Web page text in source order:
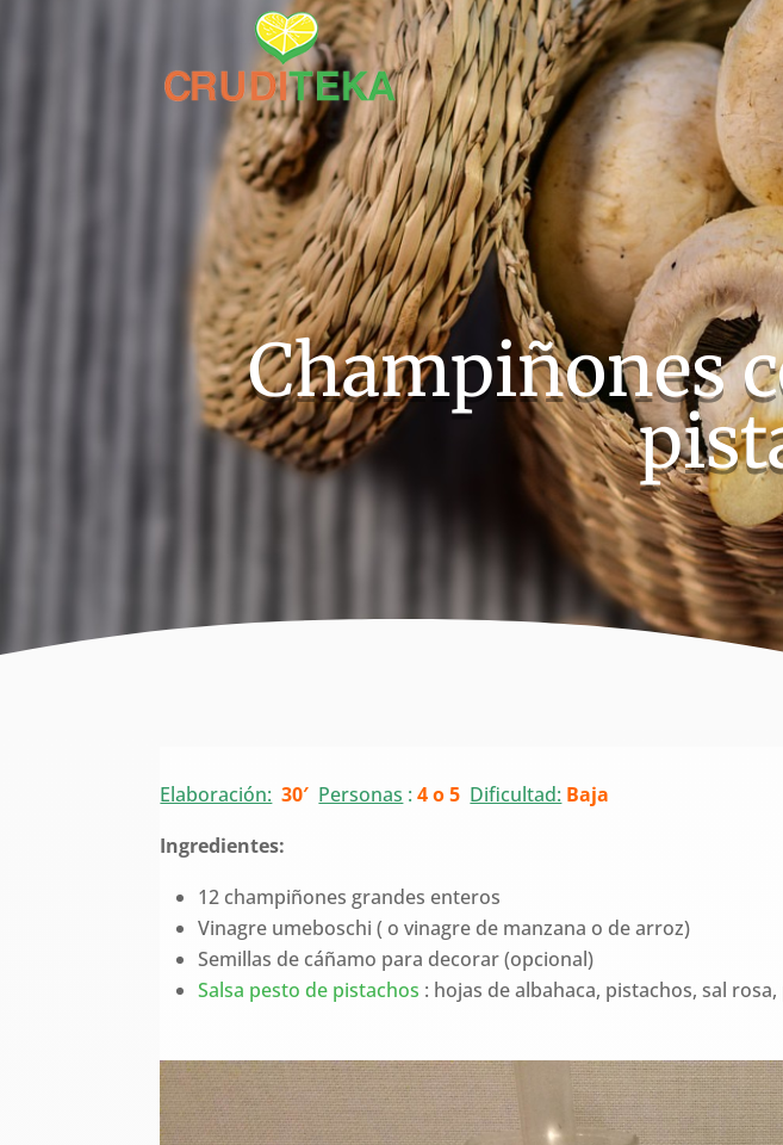
Champiñones
Elaboración: 30′ Personas : 4 o 5 Dificultad: Baja
Ingredientes:
12 champiñones grandes enteros
Vinagre umeboschi ( o vinagre de manzana o de arroz)
Semillas de cáñamo para decorar (opcional)
Salsa pesto de pistachos : hojas de albahaca, pistachos, sal